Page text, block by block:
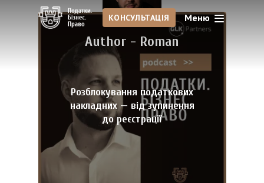
КОНСУЛЬТАЦІЯ Меню
Author - Roman
Розблокування податкових
накладних — від зупинення
до реєстрації